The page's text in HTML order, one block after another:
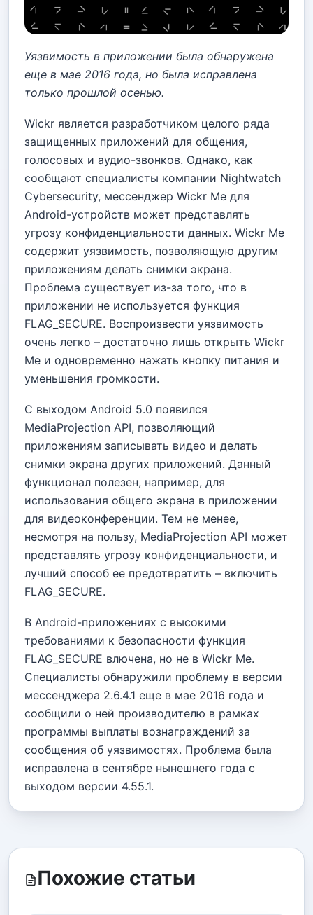
Уязвимость в приложении была обнаружена
еще в мае 2016 года, но была исправлена
только прошлой осенью.
Wickr является разработчиком целого ряда
защищенных приложений для общения,
голосовых и аудио-звонков. Однако, как
сообщают специалисты компании Nightwatch
Cybersecurity, мессенджер Wickr Me для
Android-устройств может представлять
угрозу конфиденциальности данных. Wickr Me
содержит уязвимость, позволяющую другим
приложениям делать снимки экрана.
Проблема существует из-за того, что в
приложении не используется функция
FLAG_SECURE. Воспроизвести уязвимость
очень легко – достаточно лишь открыть Wickr
Me и одновременно нажать кнопку питания и
уменьшения громкости.
С выходом Android 5.0 появился
MediaProjection API, позволяющий
приложениям записывать видео и делать
снимки экрана других приложений. Данный
функционал полезен, например, для
использования общего экрана в приложении
для видеоконференции. Тем не менее,
несмотря на пользу, MediaProjection API может
представлять угрозу конфиденциальности, и
лучший способ ее предотвратить – включить
FLAG_SECURE.
В Android-приложениях с высокими
требованиями к безопасности функция
FLAG_SECURE влючена, но не в Wickr Me.
Специалисты обнаружили проблему в версии
мессенджера 2.6.4.1 еще в мае 2016 года и
сообщили о ней производителю в рамках
программы выплаты вознаграждений за
сообщения об уязвимостях. Проблема была
исправлена в сентябре нынешнего года с
выходом версии 4.55.1.
Похожие статьи